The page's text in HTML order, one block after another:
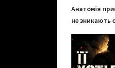
Анатомія
не зникають